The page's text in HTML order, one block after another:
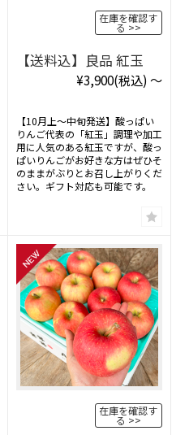
在庫を確認す
る
【送料込】良品 紅玉
¥3,900(税込) ～
【10月上〜中旬発送】酸っぱい
りんご代表の「紅玉」調理や加工
用に人気のある紅玉ですが、酸っ
ぱいりんごがお好きな方はぜひそ
のままがぶりとお召し上がりくだ
さい。ギフト対応も可能です。
在庫を確認す
る